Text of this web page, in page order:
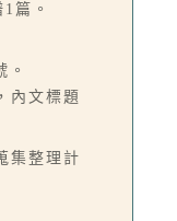
篇。
。
內文標題
集整理計